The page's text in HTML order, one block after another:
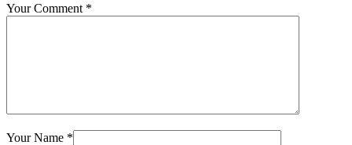
Your Comment *
Your Name *